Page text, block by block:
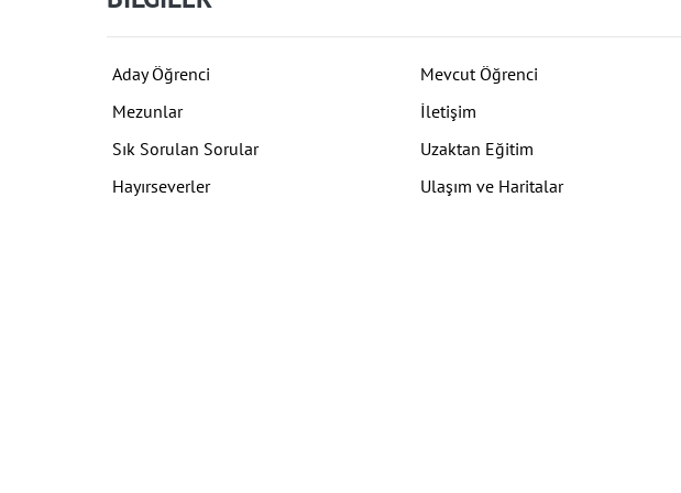
Aday Öğrenci
Mevcut Öğrenci
Mezunlar
İletişim
Sık Sorulan Sorular
Uzaktan Eğitim
Hayırseverler
Ulaşım ve Haritalar